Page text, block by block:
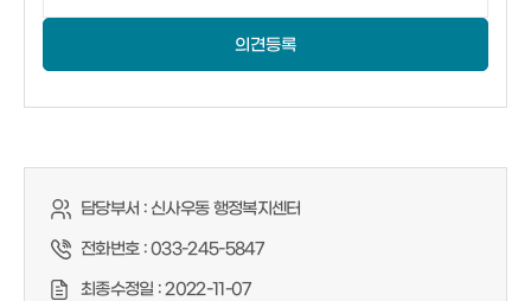
의견등록
담당부서 :신사우동 행정복지센터
전화번호 :033-245-5847
최종수정일 :2022-11-07